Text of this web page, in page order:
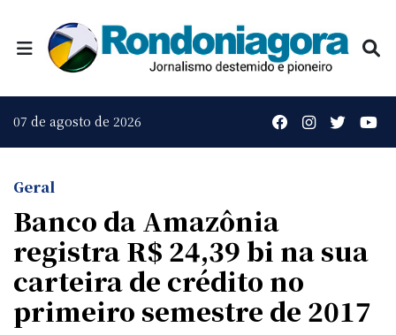
07 de agosto de 2026
Geral
Banco da Amazônia
registra R$ 24,39 bi na sua
carteira de crédito no
primeiro semestre de 2017